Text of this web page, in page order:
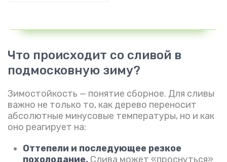
Что происходит со сливой в
подмосковную зиму?
Зимостойкость — понятие сборное. Для сливы
важно не только то, как дерево переносит
абсолютные минусовые температуры, но и как
оно реагирует на:
Оттепели и последующее резкое
похолодание. Слива может «проснуться»